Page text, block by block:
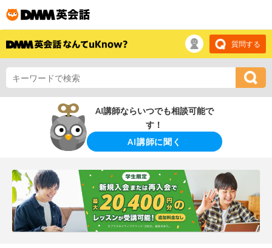
質問する
AI講師ならいつでも相談可能で
す！
AI講師に聞く